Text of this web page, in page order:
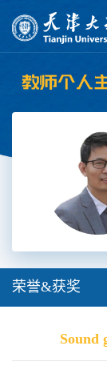
荣誉&获奖
Sound